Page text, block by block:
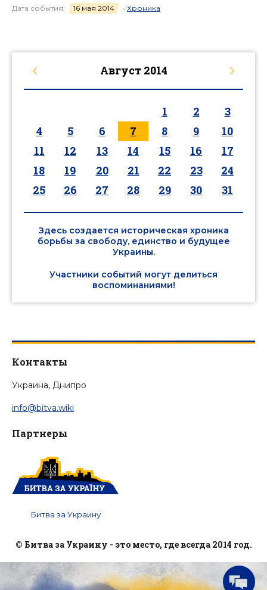
Дата события: 16 мая 2014 • Хроника
Август 2014
1 2
3
4
5 6 7 8 9
10
11
12 13 14 15 16
17
18
19 20 21 22 23
24
25
26 27 28 29 30 31
Здесь создается историческая хроника
борьбы за свободу, единство и будущее
Украины.
Участники событий могут делиться
воспоминаниями!
Контакты
Украина, Днипро
info@bitva.wiki
Партнеры
Битва за Украину
© Битва за Украину - это место, где всегда 2014 год.